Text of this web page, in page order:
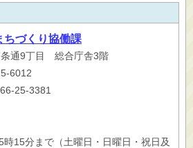
ちづくり協働課
通9丁目 総合庁舎3階
6012
25-3381
15分まで（土曜日・日曜日・祝日及